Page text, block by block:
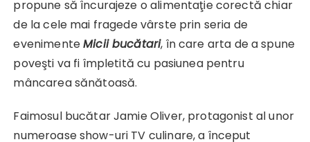
propune să încurajeze o alimentaţie corectă chiar
de la cele mai fragede vârste prin seria de
evenimenteMicii bucătari, în care arta de a spune
poveşti va fi împletită cu pasiunea pentru
mâncarea sănătoasă.
Faimosul bucătar Jamie Oliver, protagonist al unor
numeroase show-uri TV culinare, a început